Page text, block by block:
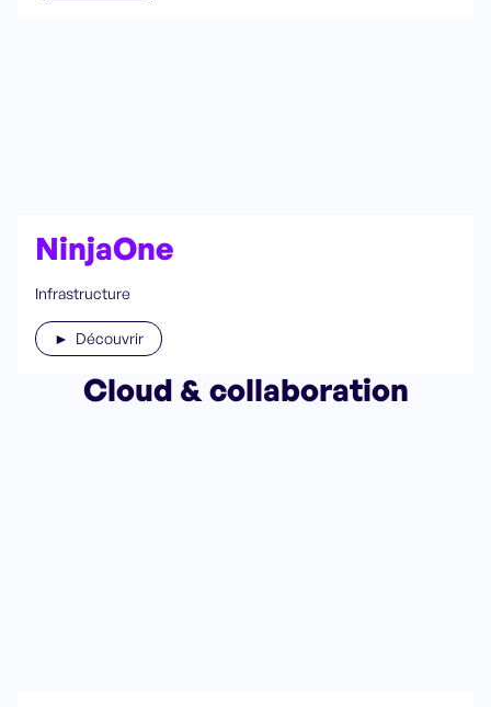
NinjaOne
Infrastructure
► Découvrir
Cloud & collaboration